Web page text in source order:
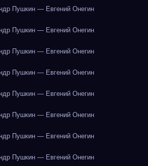
Пушкин — Евгений Онегин
Пушкин — Евгений Онегин
Пушкин — Евгений Онегин
Пушкин — Евгений Онегин
Пушкин — Евгений Онегин
Пушкин — Евгений Онегин
Пушкин — Евгений Онегин
Пушкин — Евгений Онегин